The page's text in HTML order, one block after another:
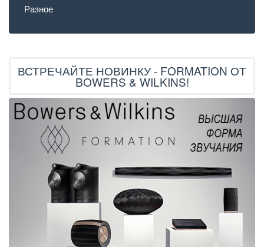
Разное
ВСТРЕЧАЙТЕ НОВИНКУ - FORMATION ОТ
BOWERS & WILKINS!